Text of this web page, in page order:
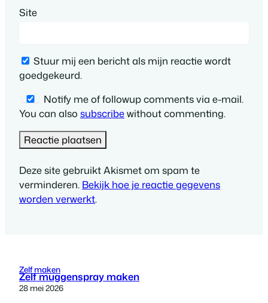
Site
Stuur mij een bericht als mijn reactie wordt
goedgekeurd.
Notify me of followup comments via e-mail.
You can also subscribewithout commenting.
Deze site gebruikt Akismet om spam te
verminderen. Bekijk hoe je reactie gegevens
worden verwerkt.
Zelf maken
Zelf muggenspray maken
28 mei 2026